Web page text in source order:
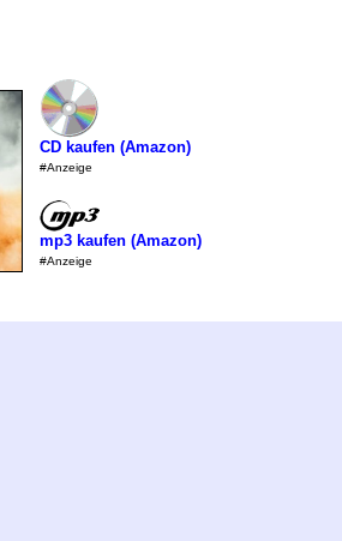
CD kaufen (Amazon)
#Anzeige
mp3 kaufen (Amazon)
#Anzeige